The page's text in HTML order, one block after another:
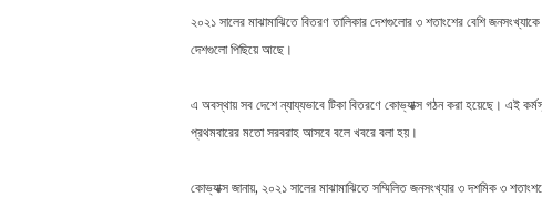
২০২১ সালের মাঝামাঝিতে বিতরণ তালিকার দেশগুলোর ৩ শতাংশের বেশি
দেশগুলো পিছিয়ে আছে।
এ অবস্থায় সব দেশে ন্যায্যভাবে টিকা বিতরণে কোভ্যাক্স গঠন করা হয়েছে। এই
প্রথমবারের মতো সরবরাহ আসবে বলে খবরে বলা হয়।
কোভ্যাক্স জানায়, ২০২১ সালের মাঝামাঝিতে সম্মিলিত জনসংখ্যার ৩ দশমিক ৩